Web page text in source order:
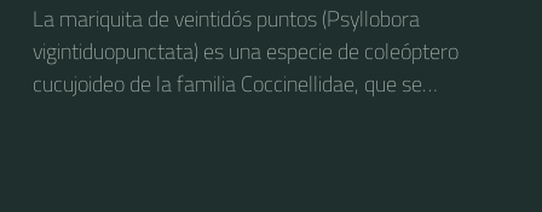
La mariquita de veintidós puntos (Psyllobora
vigintiduopunctata) es una especie de coleóptero
cucujoideo de la familia Coccinellidae, que se